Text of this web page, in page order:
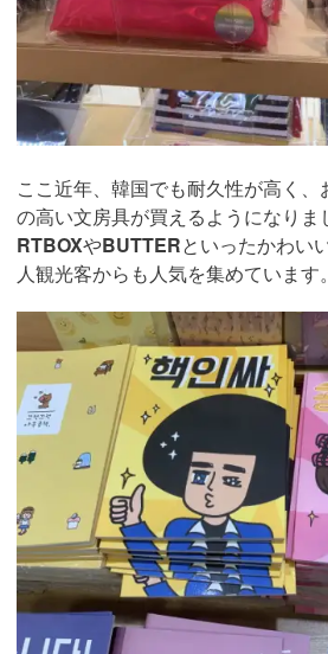
ここ近年、韓国でも耐久性が高く
の高い文房具が買えるようになりま
RTBOXやBUTTERといったかわい
人観光客からも人気を集めています。